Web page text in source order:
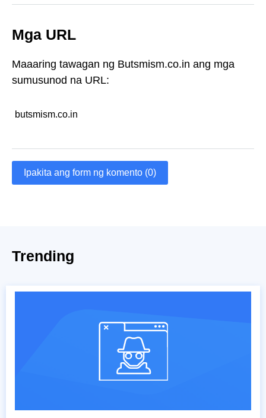
Mga URL
Maaaring tawagan ng Butsmism.co.in ang mga
sumusunod na URL:
butsmism.co.in
Ipakita ang form ng komento (0)
Trending